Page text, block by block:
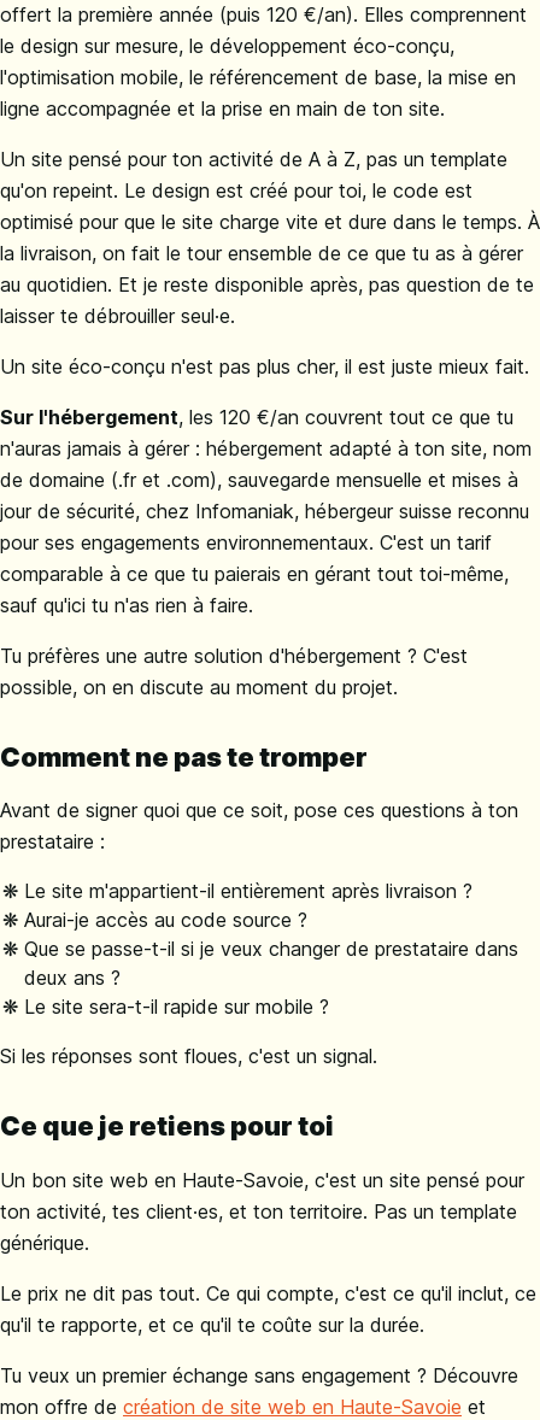
offert la première année (puis 120 €/an). Elles comprennent
le design sur mesure, le développement éco-conçu,
l'optimisation mobile, le référencement de base, la mise en
ligne accompagnée et la prise en main de ton site.
Un site pensé pour ton activité de A à Z, pas un template
qu'on repeint. Le design est créé pour toi, le code est
optimisé pour que le site charge vite et dure dans le temps. À
la livraison, on fait le tour ensemble de ce que tu as à gérer
au quotidien. Et je reste disponible après, pas question de te
laisser te débrouiller seul·e.
Un site éco-conçu n'est pas plus cher, il est juste mieux fait.
Sur l'hébergement, les 120 €/an couvrent tout ce que tu
n'auras jamais à gérer : hébergement adapté à ton site, nom
de domaine (.fr et .com), sauvegarde mensuelle et mises à
jour de sécurité, chez Infomaniak, hébergeur suisse reconnu
pour ses engagements environnementaux. C'est un tarif
comparable à ce que tu paierais en gérant tout toi-même,
sauf qu'ici tu n'as rien à faire.
Tu préfères une autre solution d'hébergement ? C'est
possible, on en discute au moment du projet.
Comment ne pas te tromper
Avant de signer quoi que ce soit, pose ces questions à ton
prestataire :
Le site m'appartient-il entièrement après livraison ?
Aurai-je accès au code source ?
Que se passe-t-il si je veux changer de prestataire dans
deux ans ?
Le site sera-t-il rapide sur mobile ?
Si les réponses sont floues, c'est un signal.
Ce que je retiens pour toi
Un bon site web en Haute-Savoie, c'est un site pensé pour
ton activité, tes client·es, et ton territoire. Pas un template
générique.
Le prix ne dit pas tout. Ce qui compte, c'est ce qu'il inclut, ce
qu'il te rapporte, et ce qu'il te coûte sur la durée.
Tu veux un premier échange sans engagement ? Découvre
mon offre de création de site web en Haute-Savoie et